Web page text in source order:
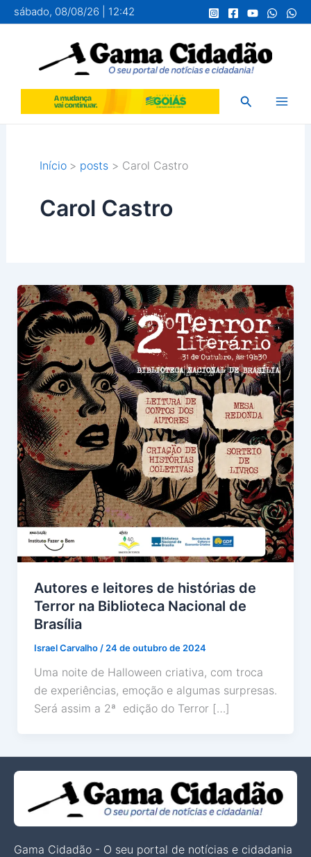
para
conteúdo
sábado, 08/08/26 | 12:42
Pesquisar
Início posts Carol Castro
Carol Castro
Autores e leitores de histórias de
Terror na Biblioteca Nacional de
Brasília
Israel Carvalho / 24 de outubro de 2024
Uma noite de Halloween criativa, com troca
de experiências, emoção e algumas surpresas.
Será assim a 2ª edição do Terror […]
Gama Cidadão - O seu portal de notícias e cidadania